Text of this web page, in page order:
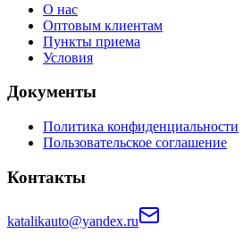
О нас
Оптовым клиентам
Пункты приема
Условия
Документы
Политика конфиденциальности
Пользовательское соглашение
Контакты
katalikauto@yandex.ru